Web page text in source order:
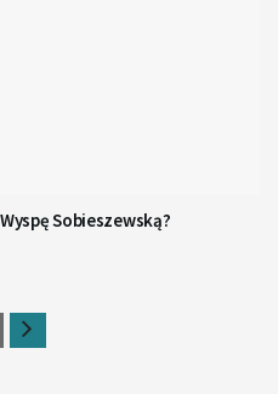
Sobieszewską?